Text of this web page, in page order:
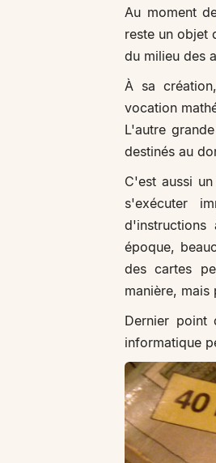
Au moment
reste un objet
du milieu des
À sa
vocation
L'autre
destinés au
C'est aussi
s'exécuter
époque,
des cartes
manière,
Dernier
informatique